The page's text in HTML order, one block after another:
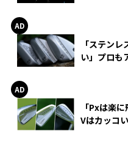
「ステン
い」プロも
「Pxは楽
Vはカッコ